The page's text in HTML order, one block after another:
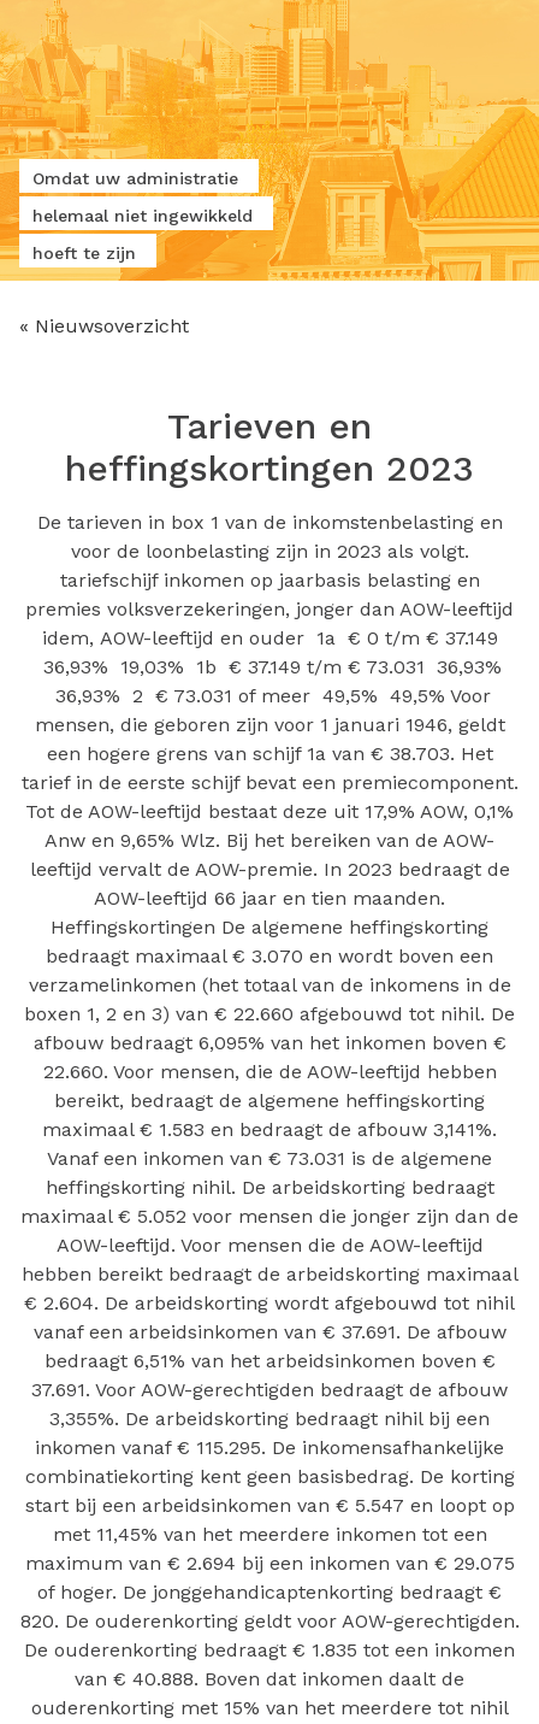
Omdat uw administratie
helemaal niet ingewikkeld
hoeft te zijn
« Nieuwsoverzicht
Tarieven en
heffingskortingen 2023
De tarieven in box 1 van de inkomstenbelasting en
voor de loonbelasting zijn in 2023 als volgt.
tariefschijf inkomen op jaarbasis belasting en
premies volksverzekeringen, jonger dan AOW-leeftijd
idem, AOW-leeftijd en ouder 1a € 0 t/m € 37.149
36,93% 19,03% 1b € 37.149 t/m € 73.031 36,93%
36,93% 2 € 73.031 of meer 49,5% 49,5% Voor
mensen, die geboren zijn voor 1 januari 1946, geldt
een hogere grens van schijf 1a van € 38.703. Het
tarief in de eerste schijf bevat een premiecomponent.
Tot de AOW-leeftijd bestaat deze uit 17,9% AOW, 0,1%
Anw en 9,65% Wlz. Bij het bereiken van de AOW-
leeftijd vervalt de AOW-premie. In 2023 bedraagt de
AOW-leeftijd 66 jaar en tien maanden.
Heffingskortingen De algemene heffingskorting
bedraagt maximaal € 3.070 en wordt boven een
verzamelinkomen (het totaal van de inkomens in de
boxen 1, 2 en 3) van € 22.660 afgebouwd tot nihil. De
afbouw bedraagt 6,095% van het inkomen boven €
22.660. Voor mensen, die de AOW-leeftijd hebben
bereikt, bedraagt de algemene heffingskorting
maximaal € 1.583 en bedraagt de afbouw 3,141%.
Vanaf een inkomen van € 73.031 is de algemene
heffingskorting nihil. De arbeidskorting bedraagt
maximaal € 5.052 voor mensen die jonger zijn dan de
AOW-leeftijd. Voor mensen die de AOW-leeftijd
hebben bereikt bedraagt de arbeidskorting maximaal
€ 2.604. De arbeidskorting wordt afgebouwd tot nihil
vanaf een arbeidsinkomen van € 37.691. De afbouw
bedraagt 6,51% van het arbeidsinkomen boven €
37.691. Voor AOW-gerechtigden bedraagt de afbouw
3,355%. De arbeidskorting bedraagt nihil bij een
inkomen vanaf € 115.295. De inkomensafhankelijke
combinatiekorting kent geen basisbedrag. De korting
start bij een arbeidsinkomen van € 5.547 en loopt op
met 11,45% van het meerdere inkomen tot een
maximum van € 2.694 bij een inkomen van € 29.075
of hoger. De jonggehandicaptenkorting bedraagt €
820. De ouderenkorting geldt voor AOW-gerechtigden.
De ouderenkorting bedraagt € 1.835 tot een inkomen
van € 40.888. Boven dat inkomen daalt de
ouderenkorting met 15% van het meerdere tot nihil